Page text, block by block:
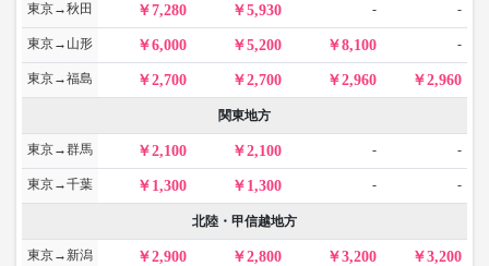
東京→秋田 7,280 5,930 - -
東京→山形 6,000 5,200 8,100 -
東京→福島 2,700 2,700 2,960 2,960
関東地方
東京→群馬 2,100 2,100 - -
東京→千葉 1,300 1,300 - -
北陸・甲信越地方
東京→新潟 2,900 2,800 3,200 3,200